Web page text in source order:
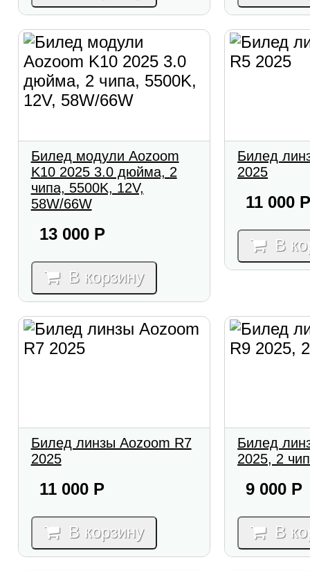
Билед модули Aozoom
K10 2025 3.0 дюйма, 2
чипа, 5500K, 12V,
58W/66W
13 000 Р
В корзину
Билед
2025
11 000
В
Билед линзы Aozoom R7
2025
11 000 Р
В корзину
Билед
2025, 2
9 000 Р
В